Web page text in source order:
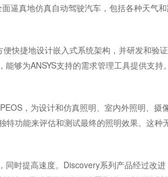
逼真地仿真自动驾驶汽车，包括各种天气
快捷地设计嵌入式系统架构，并研发和验
够为ANSYS支持的需求管理工具提供支
，为设计和仿真照明、室内外照明、
功能来评估和测试最终的照明效果。这
时提高速度。Discovery系列产品经过改